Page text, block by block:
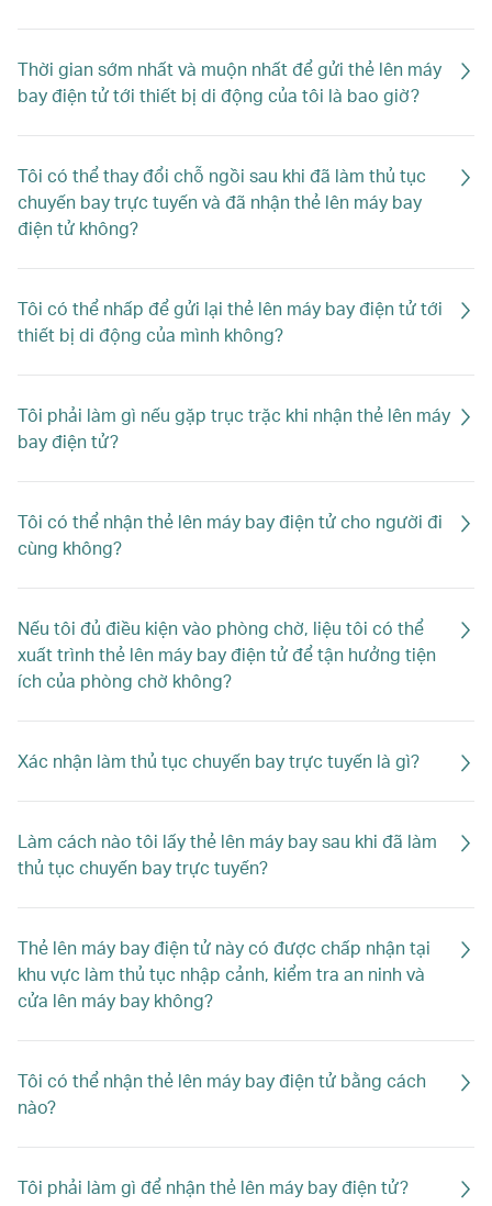
Thời gian sớm nhất và muộn nhất để gửi thẻ lên máy
bay điện tử tới thiết bị di động của tôi là bao giờ?
Tôi có thể thay đổi chỗ ngồi sau khi đã làm thủ tục
chuyến bay trực tuyến và đã nhận thẻ lên máy bay
điện tử không?
Tôi có thể nhấp để gửi lại thẻ lên máy bay điện tử tới
thiết bị di động của mình không?
Tôi phải làm gì nếu gặp trục trặc khi nhận thẻ lên máy
bay điện tử?
Tôi có thể nhận thẻ lên máy bay điện tử cho người đi
cùng không?
Nếu tôi đủ điều kiện vào phòng chờ, liệu tôi có thể
xuất trình thẻ lên máy bay điện tử để tận hưởng tiện
ích của phòng chờ không?
Xác nhận làm thủ tục chuyến bay trực tuyến là gì?
Làm cách nào tôi lấy thẻ lên máy bay sau khi đã làm
thủ tục chuyến bay trực tuyến?
Thẻ lên máy bay điện tử này có được chấp nhận tại
khu vực làm thủ tục nhập cảnh, kiểm tra an ninh và
cửa lên máy bay không?
Tôi có thể nhận thẻ lên máy bay điện tử bằng cách
nào?
Tôi phải làm gì để nhận thẻ lên máy bay điện tử?